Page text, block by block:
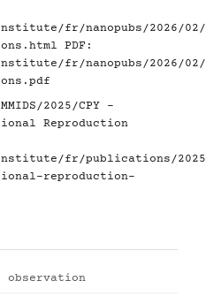
fr/nanopubs/2026/02/
PDF:
fr/nanopubs/2026/02/
2025/CPY -
Reproduction
fr/publications/2025/
reproduction-
observation